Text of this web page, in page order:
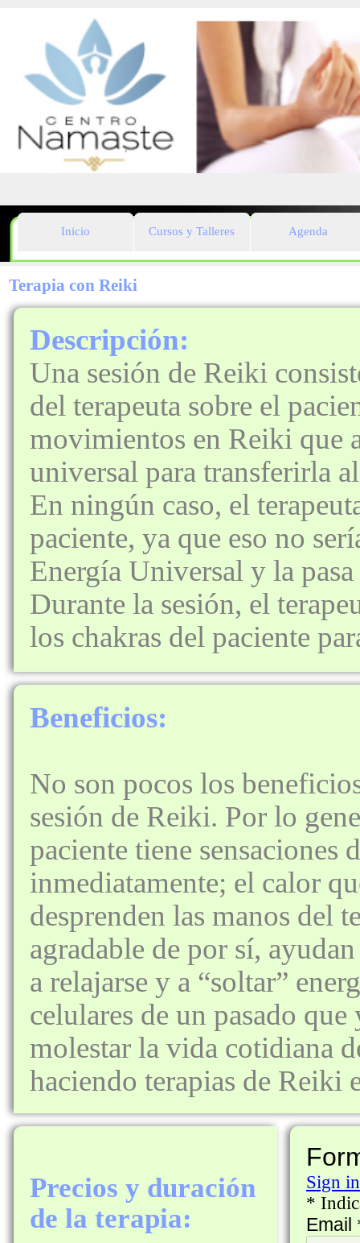
Inicio Cursos y Talleres Agenda
Terapia con Reiki
Descripción:
Una sesión de Reiki
del terapeuta sobre el
movimientos en Reiki que
universal para transferirla
En ningún caso, el
paciente, ya que eso no
Energía Universal y la
Durante la sesión, el
los chakras del paciente
Beneficios:
No son pocos los
sesión de Reiki. Por lo
paciente tiene sensaciones
inmediatamente; el calor
desprenden las manos del
agradable de por sí,
a relajarse y a “soltar”
celulares de un pasado
molestar la vida cotidiana
haciendo terapias de Reiki
Precios y duración
de la terapia: